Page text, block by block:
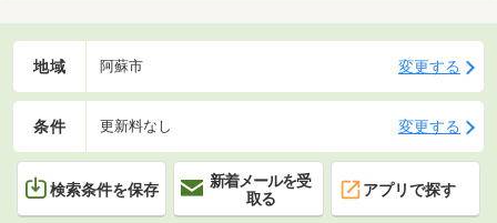
お気に入りのお部屋に長く住めますよ。
地域 阿蘇市 変更する
条件 更新料なし 変更する
検索条件を保存
新着メールを受
取る
アプリで探す